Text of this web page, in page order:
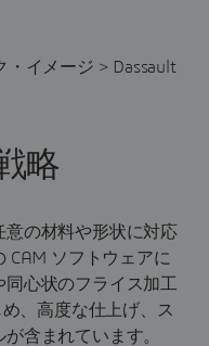
略
の材料や形状に対応
CAM ソフトウェアに
心状のフライス加工
、高度な仕上げ、ス
含まれています。